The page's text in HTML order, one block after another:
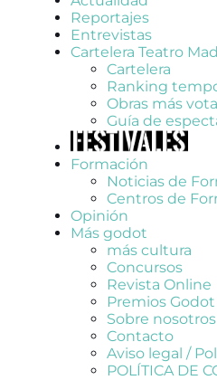
Reportajes
Entrevistas
Cartelera Teatro
Cartelera
Ranking
Obras más
Guía de
Formación
Noticias de
Centros de
Opinión
Más godot
más cultura
Concursos
Revista Online
Premios Godot
Sobre nosotros
Contacto
Aviso legal /
POLÍTICA DE